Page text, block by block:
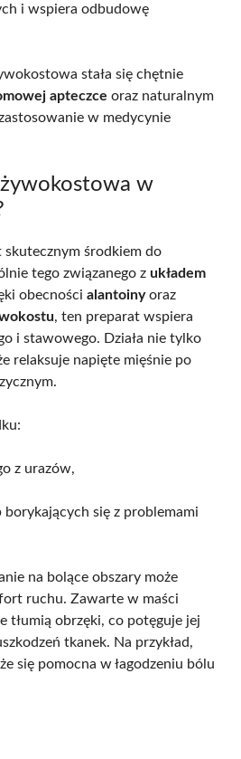
i wspiera odbudowę
stała się chętnie
apteczce oraz naturalnym
w medycynie
żywokostowa w
środkiem do
tego związanego z układem
obecności alantoinyoraz
, ten preparat wspiera
i stawowego. Działa nie tylko
relaksuje napięte mięśnie po
z urazów,
się z problemami
na bolące obszary może
ruchu. Zawarte w maści
tłumią obrzęki, co potęguje jej
tkanek. Na przykład,
się pomocna w łagodzeniu bólu